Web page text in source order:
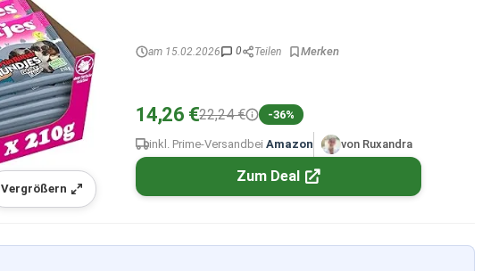
Vergrößern
am 15.02.2026 0 Teilen
14,26 €22,24 € -36%
inkl. Prime-Versand bei Amazon von Ruxandra
Zum Deal